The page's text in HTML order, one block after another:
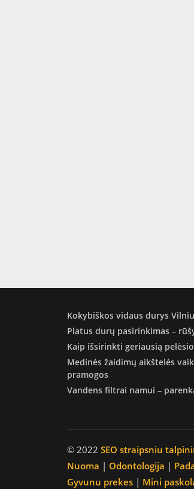
Kokybiškos vidaus durys
Platus durų pasirinkimas –
Kaip išsirinkti geriausią
Medinės žaidimų aikštelės
pramogos
Vandens filtrai namui –
© 2022 SEO straipsniu
Nuoma | Odontologija |
Gyvunu prekes | Mini